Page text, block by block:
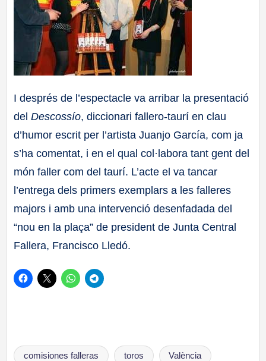
I després de l’espectacle va arribar la presentació
delDescossío, diccionari fallero-taurí en clau
d’humor escrit per l’artista Juanjo García, com ja
s’ha comentat, i en el qual col·labora tant gent del
món faller com del taurí. L’acte el va tancar
l’entrega dels primers exemplars a les falleres
majors i amb una intervenció desenfadada del
“nou en la plaça” de president de Junta Central
Fallera, Francisco Lledó.
Etiquetas:
comisiones falleras toros València